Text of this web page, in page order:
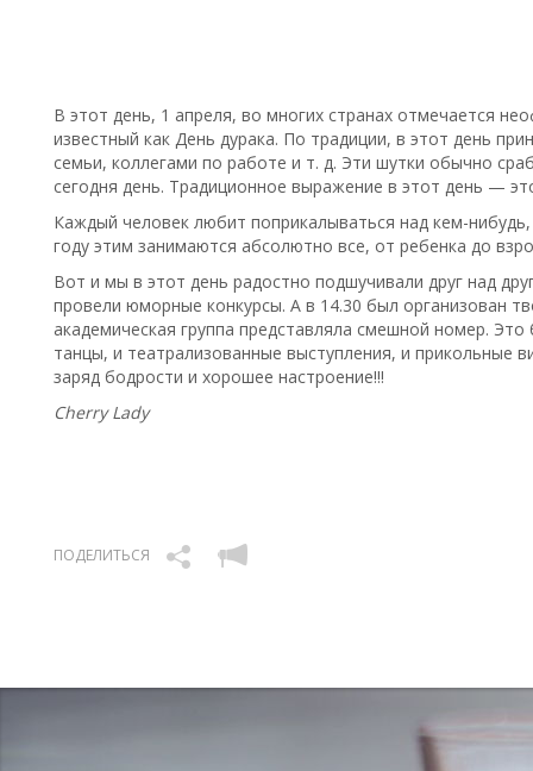
В этот день, 1 апреля, во многих странах отмечается
известный как День дурака. По традиции, в этот день
семьи, коллегами по работе и т. д. Эти шутки обычно
сегодня день. Традиционное выражение в этот день —
Каждый человек любит поприкалываться над кем-
году этим занимаются абсолютно все, от ребенка до
Вот и мы в этот день радостно подшучивали друг над
провели юморные конкурсы. А в 14.30 был организован
академическая группа представляла смешной номер.
танцы, и театрализованные выступления, и прикольные
заряд бодрости и хорошее настроение!!!
Cherry Lady
ПОДЕЛИТЬСЯ